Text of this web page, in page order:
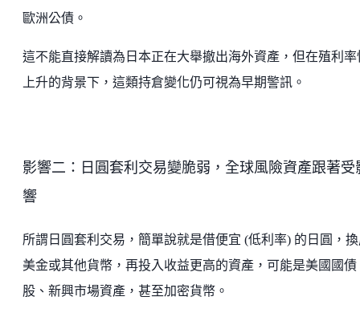
歐洲公債。
這不能直接解讀為日本正在大舉撤出海外資產，但在殖利率
上升的背景下，這類持倉變化仍可視為早期警訊。
影響二：日圓套利交易變脆弱，全球風險資產跟著受
響
所謂日圓套利交易，簡單說就是借便宜 (低利率) 的日圓，
美金或其他貨幣，再投入收益更高的資產，可能是美國國債
股、新興市場資產，甚至加密貨幣。